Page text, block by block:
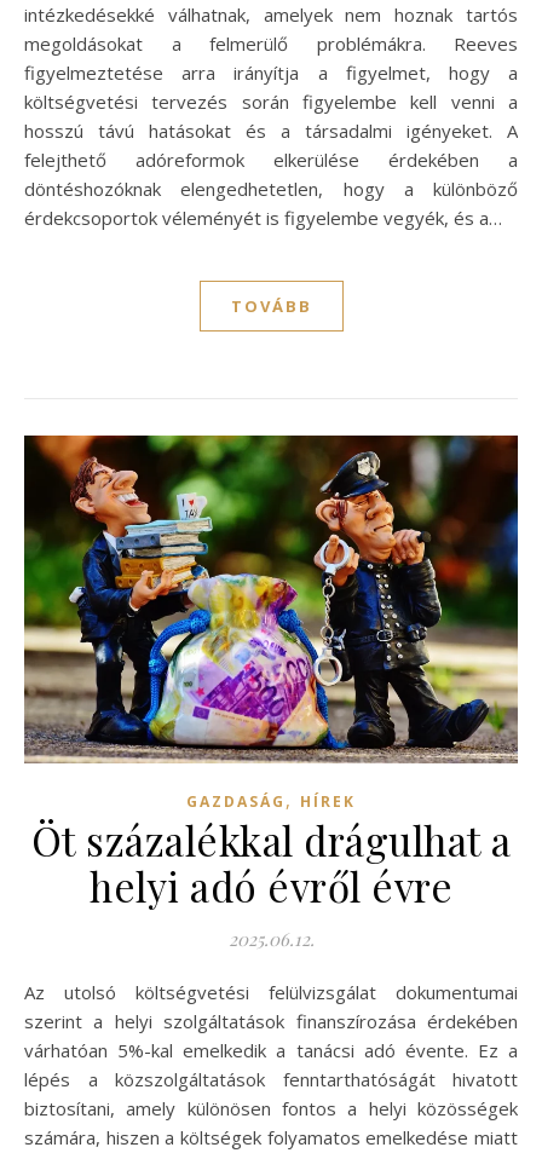
intézkedésekké válhatnak, amelyek nem hoznak tartós
megoldásokat a felmerülő problémákra. Reeves
figyelmeztetése arra irányítja a figyelmet, hogy a
költségvetési tervezés során figyelembe kell venni a
hosszú távú hatásokat és a társadalmi igényeket. A
felejthető adóreformok elkerülése érdekében a
döntéshozóknak elengedhetetlen, hogy a különböző
érdekcsoportok véleményét is figyelembe vegyék, és a…
TOVÁBB
GAZDASÁG , HÍREK
Öt százalékkal drágulhat a
helyi adó évről évre
2025.06.12.
Az utolsó költségvetési felülvizsgálat dokumentumai
szerint a helyi szolgáltatások finanszírozása érdekében
várhatóan 5%-kal emelkedik a tanácsi adó évente. Ez a
lépés a közszolgáltatások fenntarthatóságát hivatott
biztosítani, amely különösen fontos a helyi közösségek
számára, hiszen a költségek folyamatos emelkedése miatt